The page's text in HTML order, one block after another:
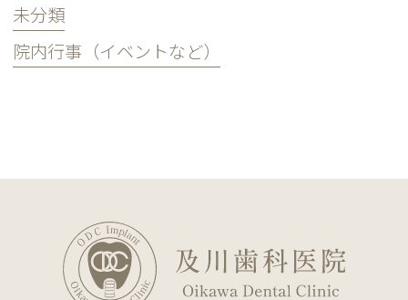
未分類
院内行事（イベントなど）